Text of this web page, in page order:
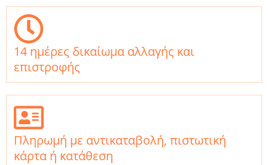
14 ημέρες δικαίωμα αλλαγής και
επιστροφής
Πληρωμή με αντικαταβολή, πιστωτική
κάρτα ή κατάθεση